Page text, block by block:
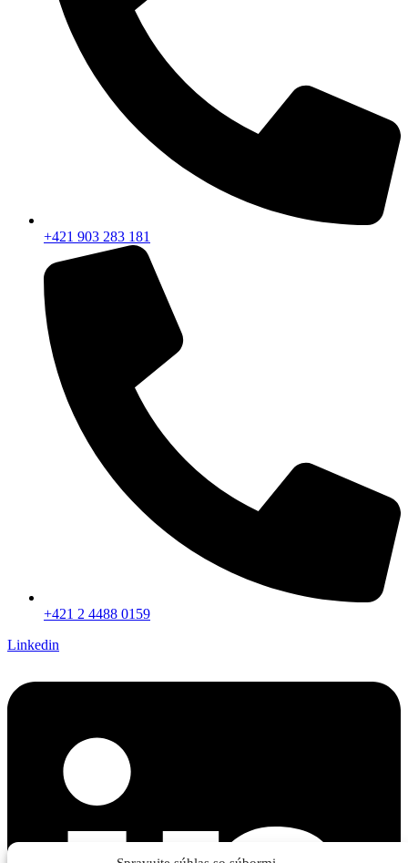
+421 903 283 181
+421 2 4488 0159
Linkedin